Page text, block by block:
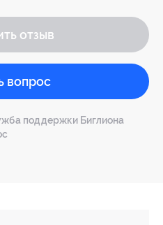
отзыв
вопрос
поддержки Биглиона